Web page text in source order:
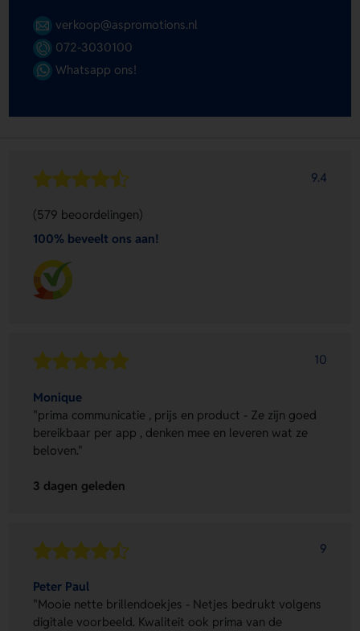
verkoop@aspromotions.nl
072-3030100
Whatsapp ons!
9.4
(579 beoordelingen)
100% beveelt ons aan!
10
Monique
"prima communicatie , prijs en product - Ze zijn goed
bereikbaar per app , denken mee en leveren wat ze
beloven."
3 dagen geleden
9
Peter Paul
"Mooie nette brillendoekjes - Netjes bedrukt volgens
digitale voorbeeld. Kwaliteit ook prima van de